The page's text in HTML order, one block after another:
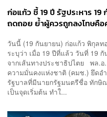
ก่อแก้ว ชี้ 19 ปี รัฐประหาร
ถดถอย ย้ำผู้ควรถูกลงโทษคื
วันนี้ (19 กันยายน) ก่อแก้ว พิกุล
ระบุว่า เมื่อ 19 ปีที่แล้ว วันที่ 19
จากเส้นทางประชาธิปไตย พล.
ความมั่นคงแห่งชาติ (คมช.) ยึดอ
รัฐบาลที่มีนายกรัฐมนตรีชื่อ ทักษิ
เป็นจุดเริ่มต้น ทำใ...